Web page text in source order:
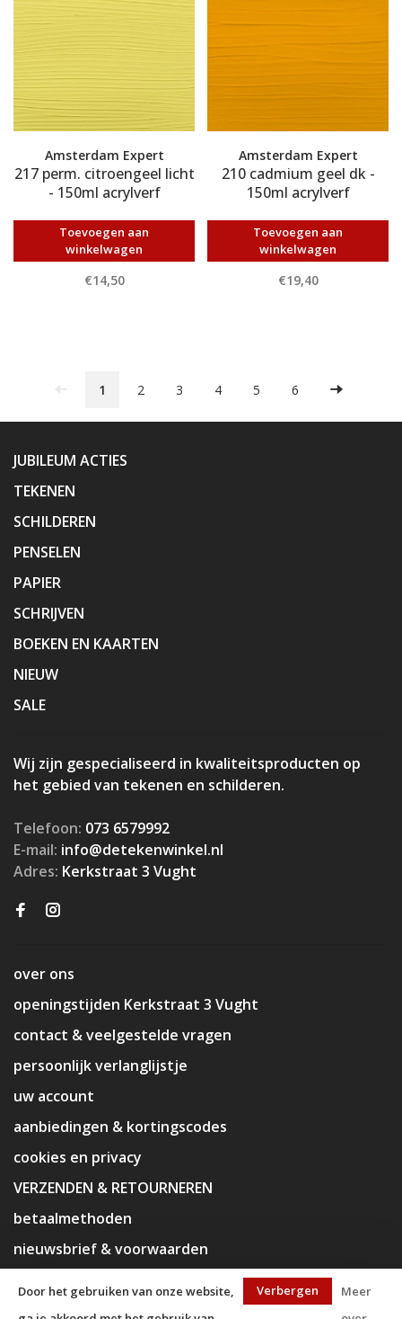
Amsterdam Expert
217 perm. citroengeel licht
- 150ml acrylverf
Toevoegen aan
winkelwagen
€14,50
Amsterdam Expert
210 cadmium geel dk -
150ml acrylverf
Toevoegen aan
winkelwagen
€19,40
1 2 3 4 5 6
JUBILEUM ACTIES
TEKENEN
SCHILDEREN
PENSELEN
PAPIER
SCHRIJVEN
BOEKEN EN KAARTEN
NIEUW
SALE
Wij zijn gespecialiseerd in kwaliteitsproducten op
het gebied van tekenen en schilderen.
Telefoon: 073 6579992
E-mail: info@detekenwinkel.nl
Adres: Kerkstraat 3 Vught
over ons
openingstijden Kerkstraat 3 Vught
contact & veelgestelde vragen
persoonlijk verlanglijstje
uw account
aanbiedingen & kortingscodes
cookies en privacy
VERZENDEN & RETOURNEREN
betaalmethoden
nieuwsbrief & voorwaarden
Door het gebruiken van onze website,
Verbergen
Meer